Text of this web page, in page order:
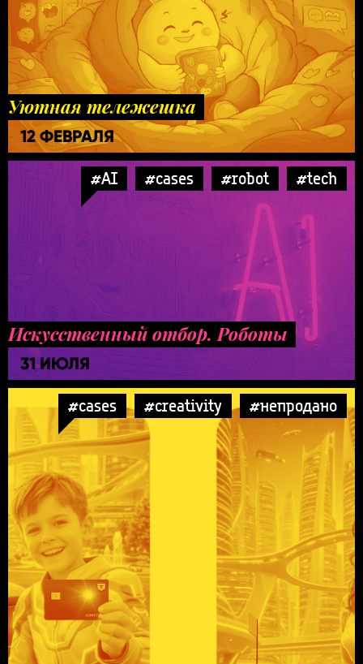
Уютная тележешка
12 ФЕВРАЛЯ
#AI #cases #robot #tech
Искусственный отбор. Роботы
31 ИЮЛЯ
#cases #creativity #непродано